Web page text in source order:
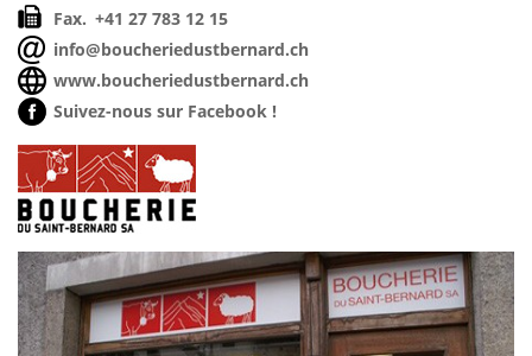
Fax. +41 27 783 12 15
info@boucheriedustbernard.ch
www.boucheriedustbernard.ch
Suivez-nous sur Facebook !